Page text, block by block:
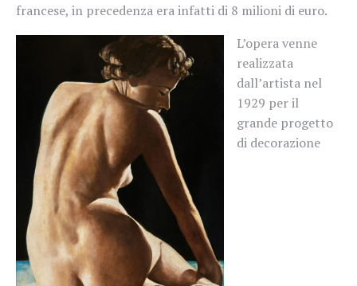
francese, in precedenza era infatti di 8 milioni di euro.
L’opera venne
realizzata
dall’artista nel
1929 per il
grande progetto
di decorazione